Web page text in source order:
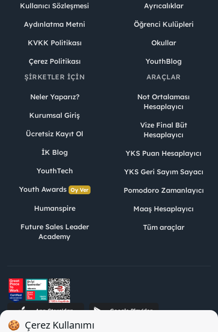
Kullanıcı Sözleşmesi
Aydınlatma Metni
KVKK Politikası
Çerez Politikası
Ayrıcalıklar
Öğrenci Kulüpleri
Okullar
YouthBlog
ŞIRKETLER İÇIN
Neler Yaparız?
Kurumsal Giriş
Ücretsiz Kayıt Ol
İK Blog
YouthTech
Youth Awards Oy Ver
Humanspire
Future Sales Leader
Academy
ARAÇLAR
Not Ortalaması
Hesaplayıcı
Vize Final Büt
Hesaplayıcı
YKS Puan Hesaplayıcı
YKS Geri Sayım Sayacı
Pomodoro Zamanlayıcı
Maaş Hesaplayıcı
Tüm araçlar